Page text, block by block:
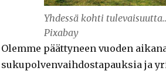
Yhdessä kohti
Pixabay
Olemme päättyneen vuoden
sukupolvenvaihdostapauksia ja